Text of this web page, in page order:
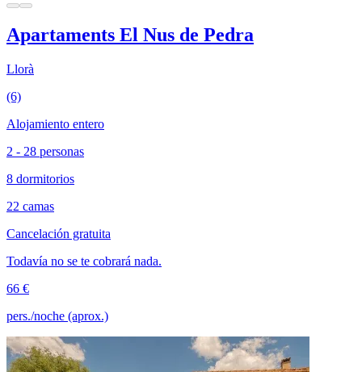
Apartaments El Nus de Pedra
Llorà
(6)
Alojamiento entero
2 - 28 personas
8 dormitorios
22 camas
Cancelación gratuita
Todavía no se te cobrará nada.
66 €
pers./noche (aprox.)